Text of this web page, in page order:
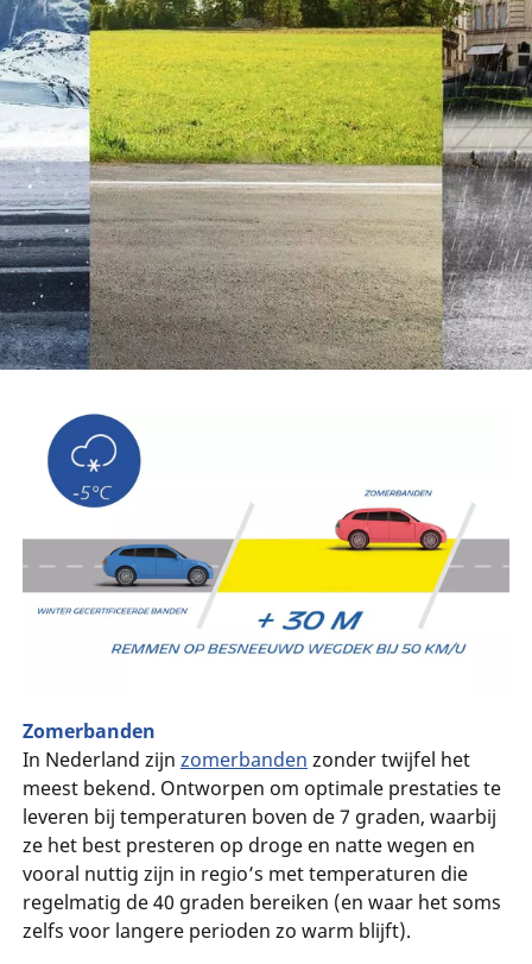
Zomerbanden
In Nederland zijn zomerbanden zonder twijfel het
meest bekend. Ontworpen om optimale prestaties te
leveren bij temperaturen boven de 7 graden, waarbij
ze het best presteren op droge en natte wegen en
vooral nuttig zijn in regio’s met temperaturen die
regelmatig de 40 graden bereiken (en waar het soms
zelfs voor langere perioden zo warm blijft).